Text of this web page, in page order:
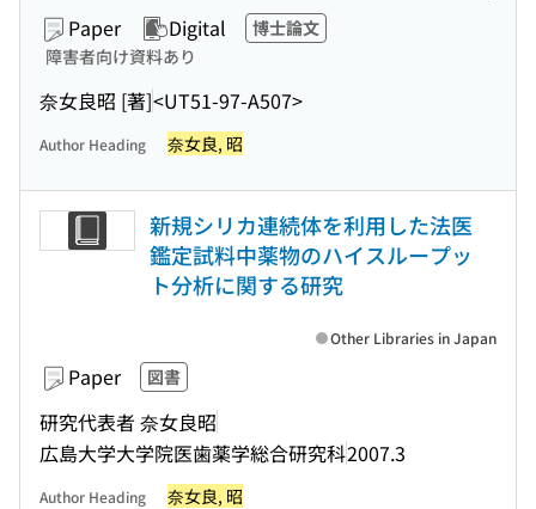
Paper Digital
博士論文
障害者向け資料あり
奈女良昭 [著]<UT51-97-A507>
Author Heading 奈女良, 昭
新規シリカ連続体を利用した法医
鑑定試料中薬物のハイスループッ
ト分析に関する研究
Paper 図書
研究代表者 奈女良昭
広島大学大学院医歯薬学総合研究科2007.3
Other Libraries in Japan
Author Heading 奈女良, 昭